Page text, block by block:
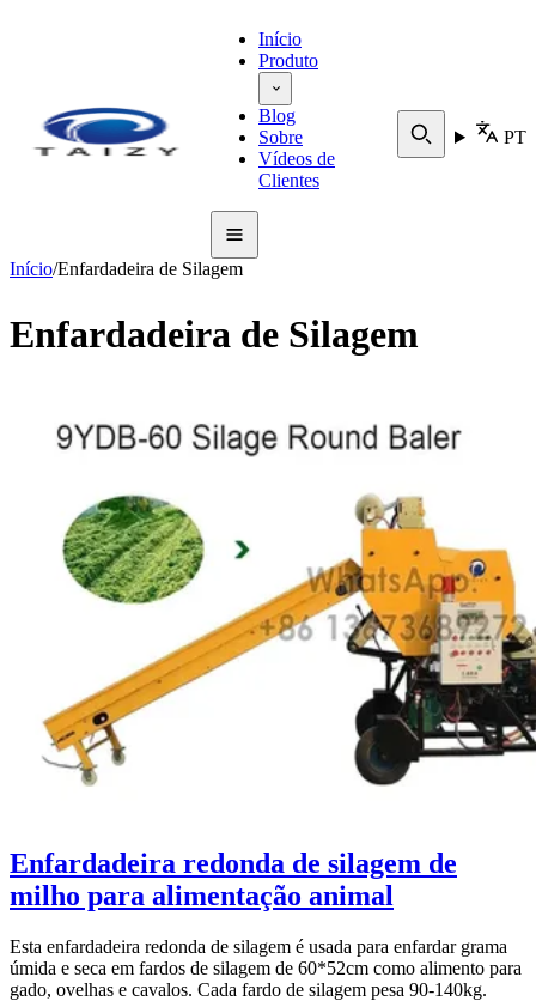
Início
Produto
Blog
Sobre
Vídeos de
Clientes
PT
Início/Enfardadeira de Silagem
Enfardadeira de Silagem
Enfardadeira redonda de silagem de
milho para alimentação animal
Esta enfardadeira redonda de silagem é usada para enfardar grama
úmida e seca em fardos de silagem de 60*52cm como alimento para
gado, ovelhas e cavalos. Cada fardo de silagem pesa 90-140kg.